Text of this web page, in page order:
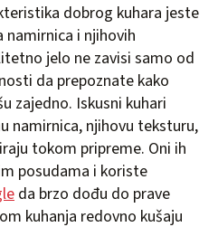
dobrog kuhara jeste
i njihovih
jelo ne zavisi samo od
da prepoznate kako
zajedno. Iskusni kuhari
namirnica, njihovu teksturu,
tokom pripreme. Oni ih
posudama i koriste
da brzo dođu do prave
kuhanja redovno kušaju